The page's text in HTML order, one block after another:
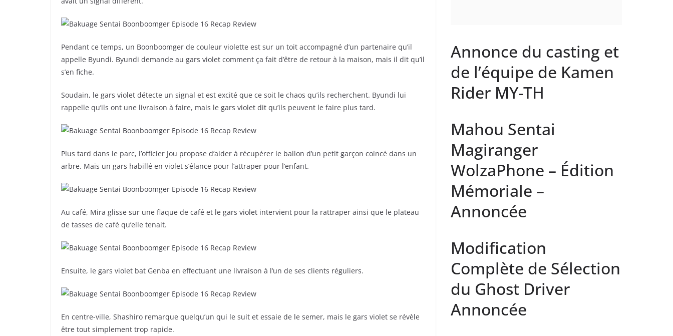
Pendant ce temps, un Boonboomger de couleur violette est sur un toit accompagné d’un partenaire qu’il
appelle Byundi. Byundi demande au gars violet comment ça fait d’être de retour à la maison, mais il dit qu’il
s’en fiche.
Soudain, le gars violet détecte un signal et est excité que ce soit le chaos qu’ils recherchent. Byundi lui
rappelle qu’ils ont une livraison à faire, mais le gars violet dit qu’ils peuvent le faire plus tard.
Plus tard dans le parc, l’officier Jou propose d’aider à récupérer le ballon d’un petit garçon coincé dans un
arbre. Mais un gars habillé en violet s’élance pour l’attraper pour l’enfant.
Au café, Mira glisse sur une flaque de café et le gars violet intervient pour la rattraper ainsi que le plateau
de tasses de café qu’elle tenait.
Ensuite, le gars violet bat Genba en effectuant une livraison à l’un de ses clients réguliers.
En centre-ville, Shashiro remarque quelqu’un qui le suit et essaie de le semer, mais le gars violet se révèle
être tout simplement trop rapide.
Annonce du casting et
de l’équipe de Kamen
Rider MY-TH
Mahou Sentai
Magiranger
WolzaPhone – Édition
Mémoriale –
Annoncée
Modification
Complète de Sélection
du Ghost Driver
Annoncée